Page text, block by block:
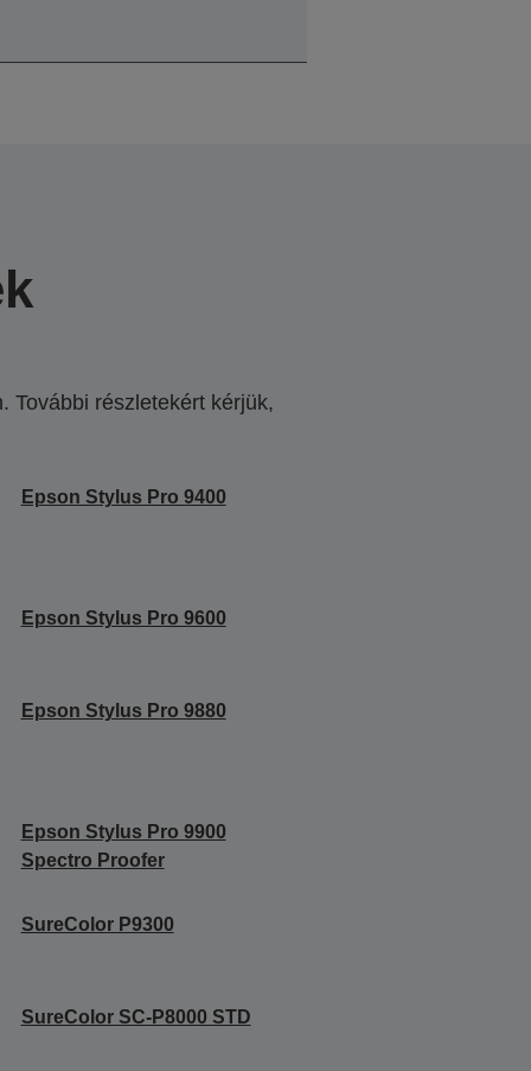
További részletekért kérjük,
Epson Stylus Pro 9400
Epson Stylus Pro 9600
Epson Stylus Pro 9880
Epson Stylus Pro 9900
Spectro Proofer
SureColor P9300
SureColor SC-P8000 STD